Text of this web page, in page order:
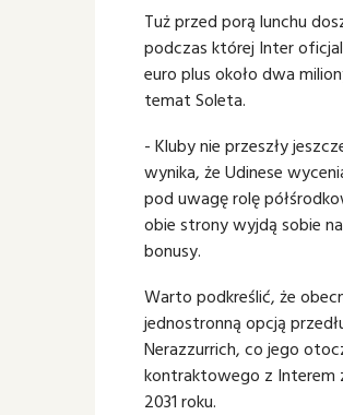
Tuż przed porą lunchu
podczas której Inter
euro plus około dwa
temat Soleta.
- Kluby nie przeszły
wynika, że Udinese
pod uwagę rolę
obie strony wyjdą sobie
bonusy.
Warto podkreślić, że
jednostronną opcją
Nerazzurrich, co jego
kontraktowego z Interem
2031 roku.